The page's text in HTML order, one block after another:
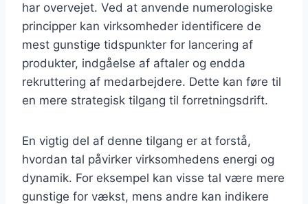
har overvejet. Ved at anvende numerologiske
principper kan virksomheder identificere de
mest gunstige tidspunkter for lancering af
produkter, indgåelse af aftaler og endda
rekruttering af medarbejdere. Dette kan føre til
en mere strategisk tilgang til forretningsdrift.
En vigtig del af denne tilgang er at forstå,
hvordan tal påvirker virksomhedens energi og
dynamik. For eksempel kan visse tal være mere
gunstige for vækst, mens andre kan indikere